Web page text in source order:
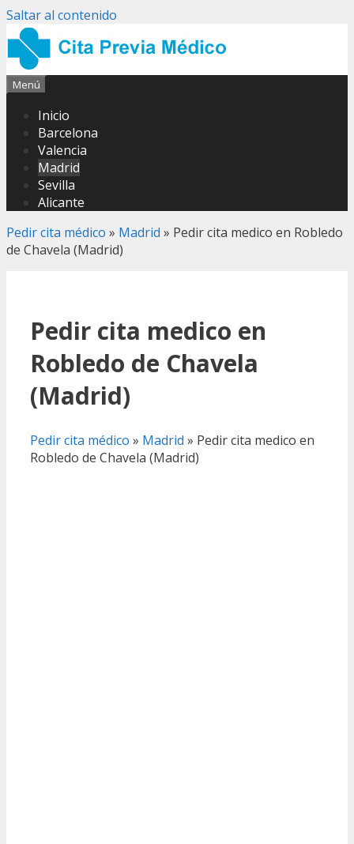
Saltar al contenido
Menú
Inicio
Barcelona
Valencia
Madrid
Sevilla
Alicante
Pedir cita médico » Madrid » Pedir cita medico en Robledo
de Chavela (Madrid)
Pedir cita medico en
Robledo de Chavela
(Madrid)
Pedir cita médico » Madrid » Pedir cita medico en
Robledo de Chavela (Madrid)